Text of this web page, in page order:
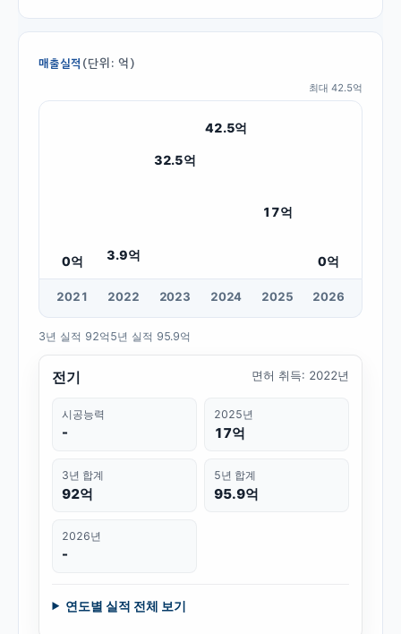
매출실적 (단위: 억)
최대42.5억
0억 3.9억
32.5억
42.5억
17억
0억
2021 2022 2023 2024 2025 2026
3년 실적 92억 5년 실적 95.9억
전기 면허 취득: 2022년
시공능력
-
2025년
17억
3년 합계
92억
5년 합계
95.9억
2026년
-
연도별 실적 전체 보기